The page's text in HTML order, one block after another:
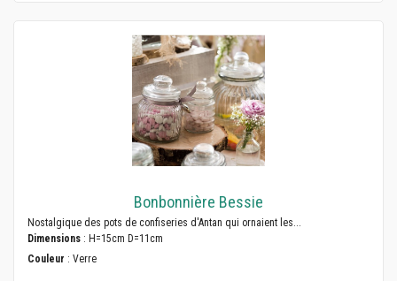
Bonbonnière Bessie
Nostalgique des pots de confiseries d'Antan qui ornaient les...
Dimensions : H=15cm D=11cm
Couleur : Verre